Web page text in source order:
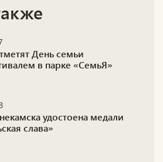
День семьи
в парке «СемьЯ»
удостоена медали
слава»